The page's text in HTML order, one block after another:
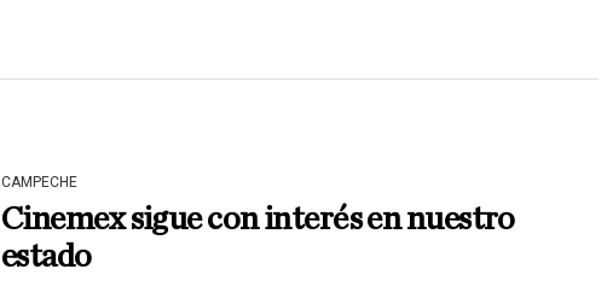
CAMPECHE
Cinemex sigue con interés en nuestro
estado